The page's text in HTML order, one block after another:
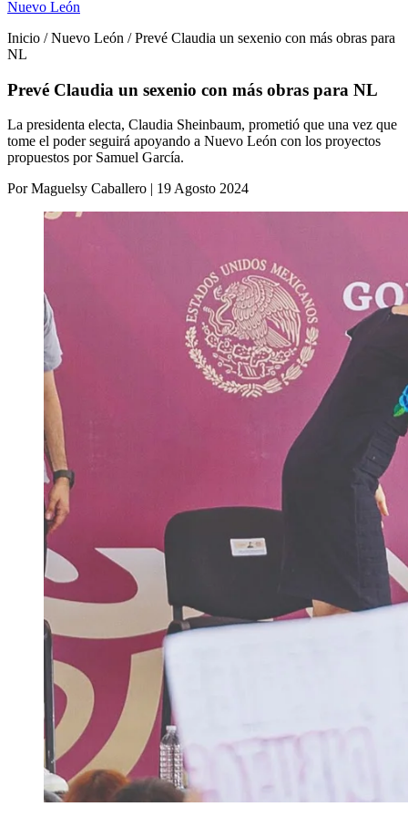
Nuevo León
Inicio / Nuevo León / Prevé Claudia un sexenio con más obras para
NL
Prevé Claudia un sexenio con más obras para NL
La presidenta electa, Claudia Sheinbaum, prometió que una vez que
tome el poder seguirá apoyando a Nuevo León con los proyectos
propuestos por Samuel García.
Por Maguelsy Caballero | 19 Agosto 2024